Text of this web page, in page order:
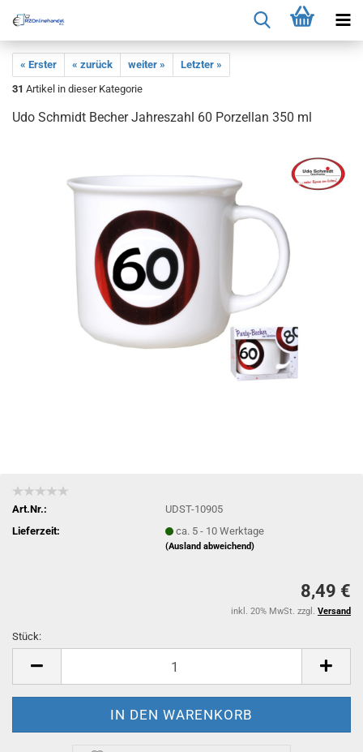
« Erster « zurück weiter »
Letzter »
31 Artikel in dieser Kategorie
Udo Schmidt Becher Jahreszahl 60 Porzellan 350 ml
Art.Nr.:
UDST-10905
Lieferzeit:
ca. 5 - 10 Werktage
(Ausland abweichend)
8,49 €
inkl. 20% MwSt. zzgl. Versand
Stück: